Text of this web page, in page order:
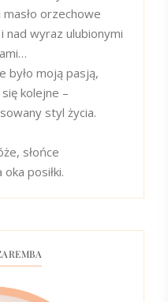
orzechowe
nad wyraz ulubionymi
było moją pasją,
kolejne –
styl życia.
słońce
posiłki.